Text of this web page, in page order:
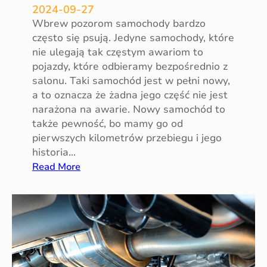
p
o
l
i
w
a
d
l
a
i
r
o
w
c
ó
2024-09-27
Wbrew pozorom samochody bardzo
często się psują. Jedyne samochody, które
nie ulegają tak częstym awariom to
pojazdy, które odbieramy bezpośrednio z
salonu. Taki samochód jest w pełni nowy,
a to oznacza że żadna jego część nie jest
narażona na awarie. Nowy samochód to
także pewność, bo mamy go od
pierwszych kilometrów przebiegu i jego
historia…
Read More:
s
t
e
r
k